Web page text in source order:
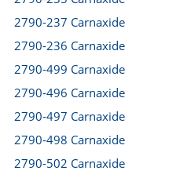
2790-237 Carnaxide
2790-236 Carnaxide
2790-499 Carnaxide
2790-496 Carnaxide
2790-497 Carnaxide
2790-498 Carnaxide
2790-502 Carnaxide